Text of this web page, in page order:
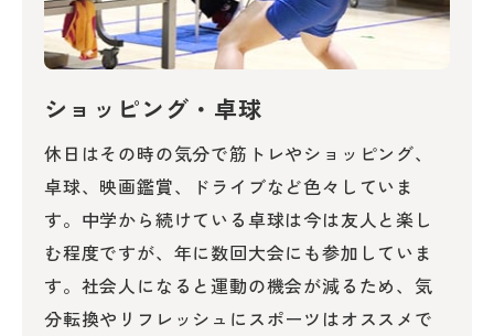
ショッピング・卓球
休日はその時の気分で筋トレやショッピング、
卓球、映画鑑賞、ドライブなど色々していま
す。中学から続けている卓球は今は友人と楽し
む程度ですが、年に数回大会にも参加していま
す。社会人になると運動の機会が減るため、気
分転換やリフレッシュにスポーツはオススメで